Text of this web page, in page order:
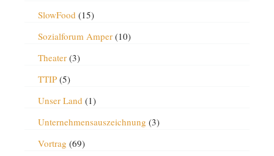
SlowFood (15)
Sozialforum Amper(10)
Theater(3)
TTIP(5)
Unser Land (1)
Unternehmensauszeichnung (3)
Vortrag (69)